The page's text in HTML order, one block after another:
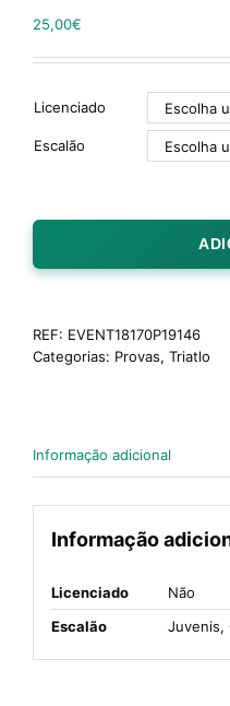
25,00€
Licenciado
Escalão
REF: EVENT18170P19146
Categorias: Provas, Triatlo
Informação adicional
Informação
Licenciado
Não
Escalão
Juvenis,